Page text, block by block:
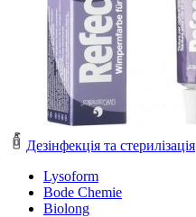
Дезінфекція та стерилізація
Lysoform
Bode Chemie
Biolong